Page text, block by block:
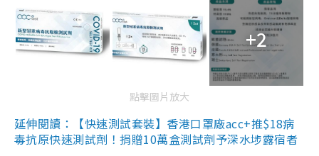
+2
點擊圖片放大
延伸閱讀：【快速測試套裝】香港口罩廠acc+推$18病
毒抗原快速測試劑！捐贈10萬盒測試劑予深水埗露宿者